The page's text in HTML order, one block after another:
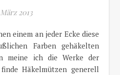
2013
Farben gehäkelten
meine ich die Werke der
Häkelmützen generell